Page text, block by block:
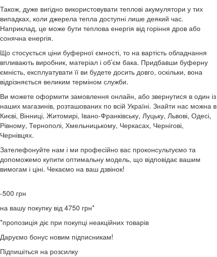
Також, дуже вигідно використовувати теплові акумулятори у тих
випадках, коли джерела тепла доступні лише деякий час.
Наприклад, це може бути теплова енергія від горіння дров або
сонячна енергія.
Що стосується ціни буферної ємності, то на вартість обладнання
впливають виробник, матеріал і об’єм бака. Придбавши буферну
ємність, експлуатувати її ви будете досить довго, оскільки, вона
відрізняється великим терміном служби.
Ви можете оформити замовлення онлайн, або звернутися в один із
наших магазинів, розташованих по всій Україні. Знайти нас можна в
Києві, Вінниці, Житомирі, Івано-Франківську, Луцьку, Львові, Одесі,
Рівному, Тернополі, Хмельницькому, Черкасах, Чернігові,
Чернівцях.
Зателефонуйте нам і ми професійно вас проконсультуємо та
допоможемо купити оптимальну модель, що відповідає вашим
вимогам і ціні. Чекаємо на ваш дзвінок!
-500 грн
на вашу покупку від 4750 грн*
*пропозиція діє при покупці неакційних товарів
Даруємо бонус новим підписникам!
Підпишіться на розсилку